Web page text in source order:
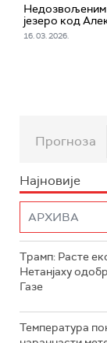
Недозвољеним
језеро код
16. 03. 2026.
Прогноза
Најновије
Трамп: Расте
Нетанјаху
Газе
Температура